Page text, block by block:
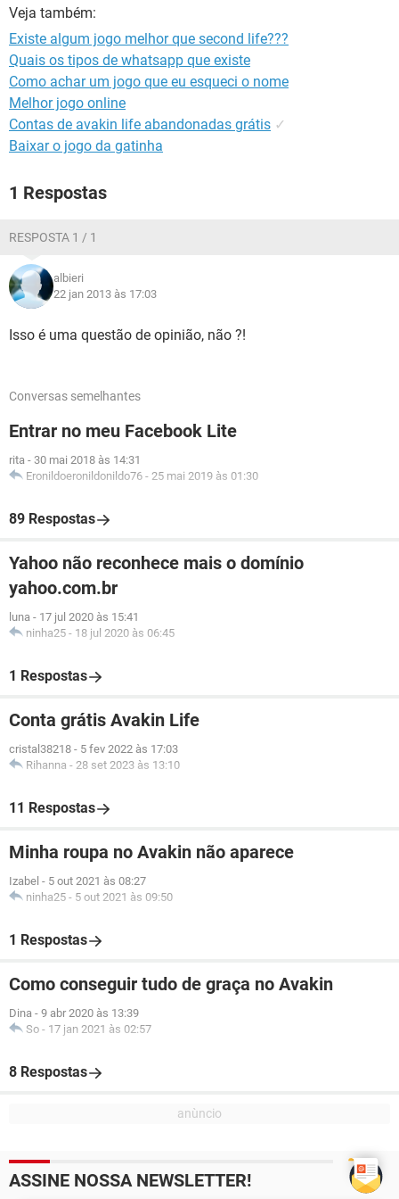
GUIA DE COMPRAS
Veja também:
Existe algum jogo melhor que second life???
Quais os tipos de whatsapp que existe
Como achar um jogo que eu esqueci o nome
Melhor jogo online
Contas de avakin life abandonadas grátis ✓
Baixar o jogo da gatinha
1 Respostas
RESPOSTA 1 / 1
albieri
22 jan 2013 às 17:03
Isso é uma questão de opinião, não ?!
Conversas semelhantes
Entrar no meu Facebook Lite
rita - 30 mai 2018 às 14:31
Eronildoeronildonildo76 - 25 mai 2019 às 01:30
89 Respostas
Yahoo não reconhece mais o domínio
yahoo.com.br
luna - 17 jul 2020 às 15:41
ninha25 - 18 jul 2020 às 06:45
1 Respostas
Conta grátis Avakin Life
cristal38218 - 5 fev 2022 às 17:03
Rihanna - 28 set 2023 às 13:10
11 Respostas
Minha roupa no Avakin não aparece
Izabel - 5 out 2021 às 08:27
ninha25 - 5 out 2021 às 09:50
1 Respostas
Como conseguir tudo de graça no Avakin
Dina - 9 abr 2020 às 13:39
So - 17 jan 2021 às 02:57
8 Respostas
ASSINE NOSSA NEWSLETTER!